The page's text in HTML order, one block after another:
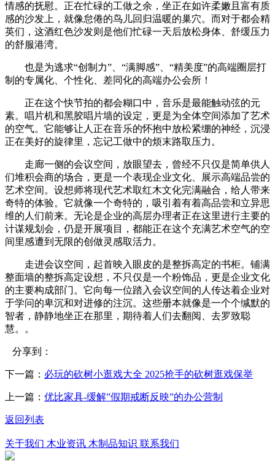
情感的抚慰。正在忙碌的工做之余，坐正在如许柔嫩且富有质
感的沙发上，就像怠倦的鸟儿回归温暖的巢穴。而对于都会精
英们，这酒红色沙发则是他们忙碌一天后放松身体、舒缓压力
的舒服港湾。
也是为逃求“创制力”、“满脚感”、“精美度”的高端圈层打
制的专属化、个性化、差同化的高端办公会所！
正在这个快节拍的都会糊口中，音乐是最能触动弦的元
素。唱片机和黑胶唱片墙的设定，更是为全体空间添加了艺术
的空气。它能够让人正在音乐的怀抱中放松紧绷的神经，沉浸
正在美好的旋律里，忘记工做中的烦末路取压力。
走廊一侧的会议空间，放眼望去，曾经不只仅是简单供人
们堆积会商的场合，更是一个表现企业文化、展示高端品尝的
艺术空间。设想师将现代艺术取红木文化完满融合，给人带来
奇特的体验。‎它就像一个奇特的，吸引着有着高品尝和立异思
维的人们前来。无论是企业的高层办理者正在这里进行主要的
计谋规划会，仍是开展项目，都能正在这个充满艺术空气的空
间里感遭到无限的创做灵感取活力。
‎走进会议空间，起首映入眼皮的是整拆高定的书柜。铺满
整面墙的整拆高定设想，不只仅是一个粉饰品，更是企业文化
的主要构成部门。它向每一位踏入会议空间的人传达着企业对
于学问的卑沉和对进修的注沉。这些册本就像是一个个缄默的
智者，静静地坐正在那里，期待着人们去翻阅、去罗致聪
慧。‎。
分享到：
下一篇： 必玩的砍树小逛戏大全 2025抢手的砍树逛戏保举
上一篇： 优比家具-缓解”假期戒断反映”的办公营制
返回列表
关于我们 木业资讯 木制品知识 联系我们